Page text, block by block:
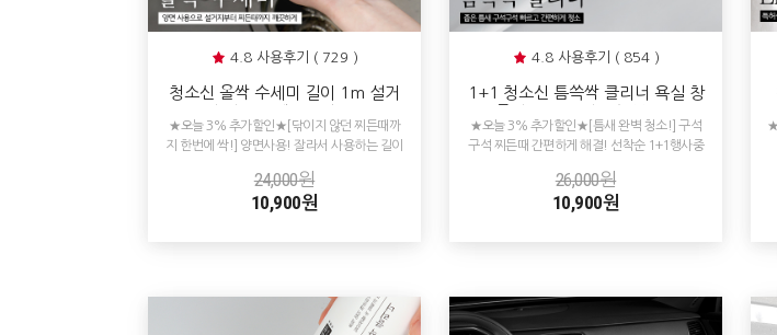
4.8 사용후기 ( 729 )
청소신 올싹 수세미 길이 1m 설거
탄자국 제거
★오늘 3% 추가할인★[닦이지 않던 찌든때까
지 한번에 싹!] 양면사용! 잘라서 사용하는 길이
24,000원
10,900원
4.8 사용후기 ( 854 )
1+1 청소신 틈쓱싹 클리너 욕실 창
★오늘 3% 추가할인★[틈새 완벽 청소!] 구석
구석 찌든때 간편하게 해결! 선착순 1+1행사중
26,000원
10,900원
★